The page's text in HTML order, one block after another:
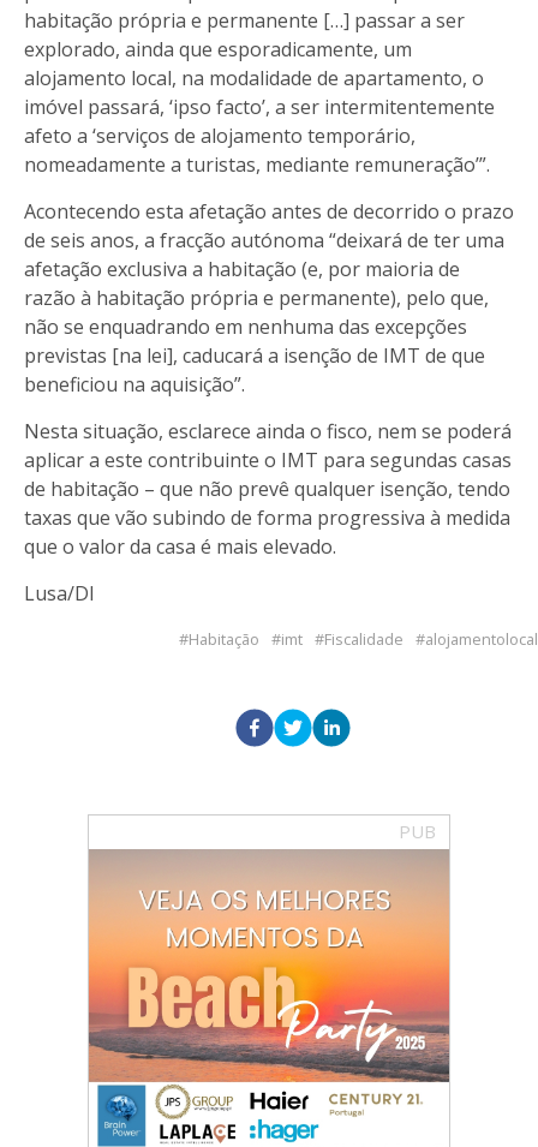
habitação própria e permanente […] passar a ser
explorado, ainda que esporadicamente, um
alojamento local, na modalidade de apartamento, o
imóvel passará, ‘ipso facto’, a ser intermitentemente
afeto a ‘serviços de alojamento temporário,
nomeadamente a turistas, mediante remuneração’”.
Acontecendo esta afetação antes de decorrido o prazo
de seis anos, a fracção autónoma “deixará de ter uma
afetação exclusiva a habitação (e, por maioria de
razão à habitação própria e permanente), pelo que,
não se enquadrando em nenhuma das excepções
previstas [na lei], caducará a isenção de IMT de que
beneficiou na aquisição”.
Nesta situação, esclarece ainda o fisco, nem se poderá
aplicar a este contribuinte o IMT para segundas casas
de habitação – que não prevê qualquer isenção, tendo
taxas que vão subindo de forma progressiva à medida
que o valor da casa é mais elevado.
Lusa/DI
Habitação imt Fiscalidade alojamentolocal
PUB